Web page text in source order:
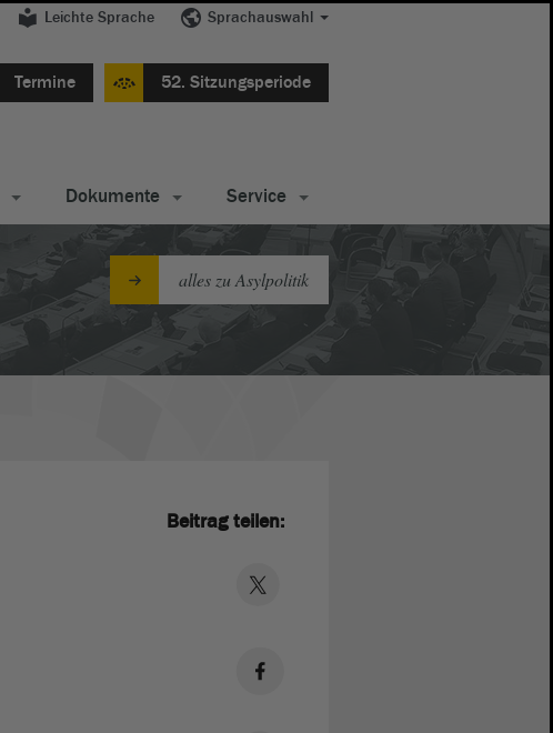
Leichte Sprache Sprachauswahl
Termine 52. Sitzungsperiode
Dokumente Service
alles zu Asylpolitik
Beitrag teilen: